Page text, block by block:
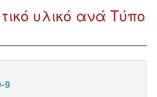
υλικό ανά Τύπο
9